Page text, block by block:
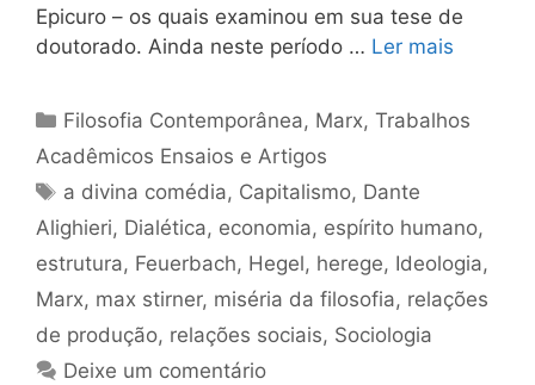
Epicuro – os quais examinou em sua tese de
doutorado. Ainda neste período … Ler mais
Categorias
Filosofia Contemporânea, Marx,Trabalhos
Acadêmicos Ensaios e Artigos
Tags
a divina comédia, Capitalismo, Dante
Alighieri, Dialética, economia, espírito humano,
estrutura, Feuerbach, Hegel, herege, Ideologia,
Marx, max stirner, miséria da filosofia, relações
de produção, relações sociais, Sociologia
Deixe um comentário